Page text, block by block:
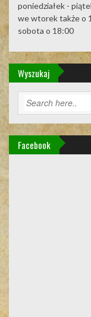
poniedziałek -
we wtorek także o
sobota o 18:00
Wyszukaj
Facebook